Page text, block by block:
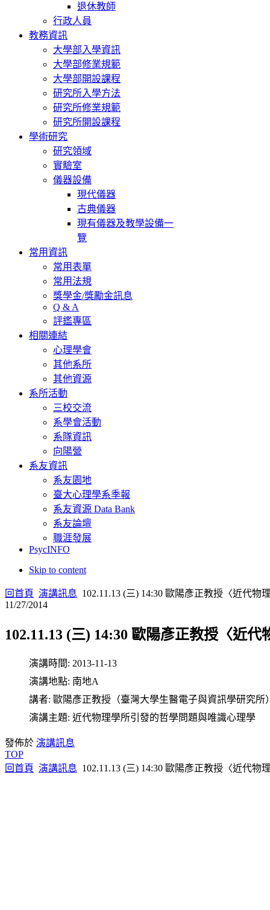
退休教師
行政人員
教務資訊
大學部入學資訊
大學部修業規範
大學部開設課程
研究所入學方法
研究所修業規範
研究所開設課程
學術研究
研究領域
實驗室
儀器設備
現代儀器
古典儀器
現有儀器及教學設備一
覽
常用資訊
常用表單
常用法規
獎學金/獎勵金訊息
Q & A
評鑑專區
相關連結
心理學會
其他系所
其他資源
系所活動
三校交流
系學會活動
系隊資訊
向陽營
系友資訊
系友園地
臺大心理學系季報
系友資源 Data Bank
系友論壇
職涯發展
PsycINFO
Skip to content
回首頁 演講訊息 102.11.13 (三) 14:30 歐陽彥正教授〈近代
11/27/2014
102.11.13 (三) 14:30 歐陽彥正教授〈近
演講時間: 2013-11-13
演講地點: 南地A
講者: 歐陽彥正教授（臺灣大學生醫電子與資訊學研究所
演講主題: 近代物理學所引發的哲學問題與唯識心理學
發佈於 演講訊息
TOP
回首頁 演講訊息 102.11.13 (三) 14:30 歐陽彥正教授〈近代